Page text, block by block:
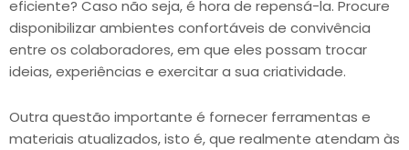
eficiente? Caso não seja, é hora de repensá-la. Procure
disponibilizar ambientes confortáveis de convivência
entre os colaboradores, em que eles possam trocar
ideias, experiências e exercitar a sua criatividade.
Outra questão importante é fornecer ferramentas e
materiais atualizados, isto é, que realmente atendam às